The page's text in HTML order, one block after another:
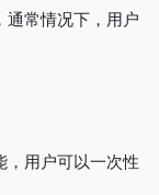
通常情况下，用户
，用户可以一次性